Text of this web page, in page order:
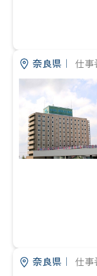
奈良県｜ 仕事
奈良県｜ 仕事